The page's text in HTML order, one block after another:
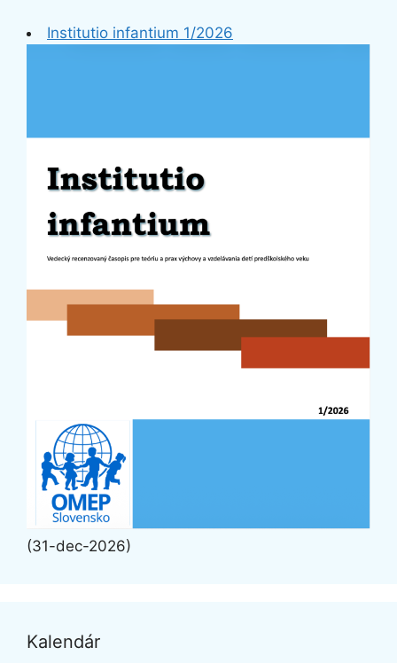
Institutio infantium 1/2026
(31-dec-2026)
Kalendár